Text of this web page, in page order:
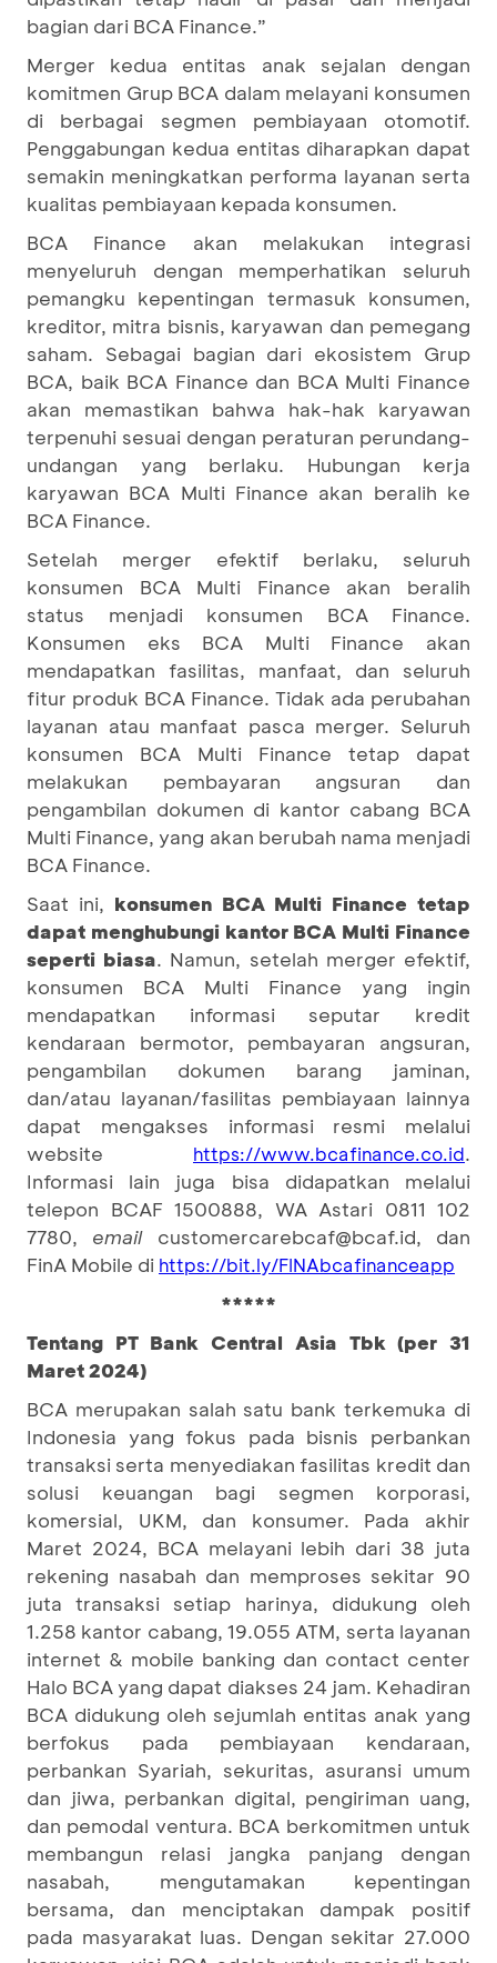
bagian dari BCA Finance.”
Merger kedua entitas anak sejalan dengan
komitmen Grup BCA dalam melayani konsumen
di berbagai segmen pembiayaan otomotif.
Penggabungan kedua entitas diharapkan dapat
semakin meningkatkan performa layanan serta
kualitas pembiayaan kepada konsumen.
BCA Finance akan melakukan integrasi
menyeluruh dengan memperhatikan seluruh
pemangku kepentingan termasuk konsumen,
kreditor, mitra bisnis, karyawan dan pemegang
saham. Sebagai bagian dari ekosistem Grup
BCA, baik BCA Finance dan BCA Multi Finance
akan memastikan bahwa hak-hak karyawan
terpenuhi sesuai dengan peraturan perundang-
undangan yang berlaku. Hubungan kerja
karyawan BCA Multi Finance akan beralih ke
BCA Finance.
Setelah merger efektif berlaku, seluruh
konsumen BCA Multi Finance akan beralih
status menjadi konsumen BCA Finance.
Konsumen eks BCA Multi Finance akan
mendapatkan fasilitas, manfaat, dan seluruh
fitur produk BCA Finance. Tidak ada perubahan
layanan atau manfaat pasca merger. Seluruh
konsumen BCA Multi Finance tetap dapat
melakukan pembayaran angsuran dan
pengambilan dokumen di kantor cabang BCA
Multi Finance, yang akan berubah nama menjadi
BCA Finance.
Saat ini, konsumen BCA Multi Finance tetap
dapat menghubungi kantor BCA Multi Finance
seperti biasa. Namun, setelah merger efektif,
konsumen BCA Multi Finance yang ingin
mendapatkan informasi seputar kredit
kendaraan bermotor, pembayaran angsuran,
pengambilan dokumen barang jaminan,
dan/atau layanan/fasilitas pembiayaan lainnya
dapat mengakses informasi resmi melalui
website https://www.bcafinance.co.id.
Informasi lain juga bisa didapatkan melalui
telepon BCAF 1500888, WA Astari 0811 102
7780, emailcustomercarebcaf@bcaf.id, dan
FinA Mobile di https://bit.ly/FINAbcafinanceapp
*****
Tentang PT Bank Central Asia Tbk (per 31
Maret 2024)
BCA merupakan salah satu bank terkemuka di
Indonesia yang fokus pada bisnis perbankan
transaksi serta menyediakan fasilitas kredit dan
solusi keuangan bagi segmen korporasi,
komersial, UKM, dan konsumer. Pada akhir
Maret 2024, BCA melayani lebih dari 38 juta
rekening nasabah dan memproses sekitar 90
juta transaksi setiap harinya, didukung oleh
1.258 kantor cabang, 19.055 ATM, serta layanan
internet & mobile banking dan contact center
Halo BCA yang dapat diakses 24 jam. Kehadiran
BCA didukung oleh sejumlah entitas anak yang
berfokus pada pembiayaan kendaraan,
perbankan Syariah, sekuritas, asuransi umum
dan jiwa, perbankan digital, pengiriman uang,
dan pemodal ventura. BCA berkomitmen untuk
membangun relasi jangka panjang dengan
nasabah, mengutamakan kepentingan
bersama, dan menciptakan dampak positif
pada masyarakat luas. Dengan sekitar 27.000